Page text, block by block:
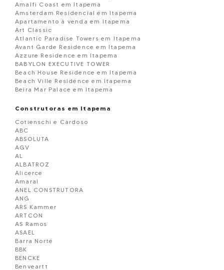
Amalfi Coast em Itapema
Amsterdam Residencial em Itapema
Apartamento à venda em Itapema
Art Classic
Atlantic Paradise Towers em Itapema
Avant Garde Residence em Itapema
Azzure Residence em Itapema
BABYLON EXECUTIVE TOWER
Beach House Residence em Itapema
Beach Ville Residence em Itapema
Beira Mar Palace em Itapema
BELVEDERE
Blue View em Itapema
Boulevard Dois 86 em Itapema
BOURBON RESIDENCE
Brandemburgo Residence em Itapema
BRISA DO MAR
Brooklyn Tower em Itapema
Campo Verde Loteamento em Itapema
Capadócia Residence em Itapema
Carmel Residence em Itapema
Carpe Diem em Itapema
Cartier CNA Residence em Itapema
Celisa Residence em Itapema
Central Ville Residence em Itapema
Chácara Flora em Itapema
CHATEAU AVENUE RESIDENCE em Itapema
Château de Florence em Itapema
Chatêau Unique em Itapema
Città di Trento em Itapema
Construtoras em Itapema
Cotienschi e Cardoso
ABC
ABSOLUTA
AGV
AL
ALBATROZ
Alicerce
Amaral
ANEL CONSTRUTORA
ANG
ARS Kammer
ARTCON
AS Ramos
ASAEL
Barra Norte
BBK
BENCKE
Benveartt